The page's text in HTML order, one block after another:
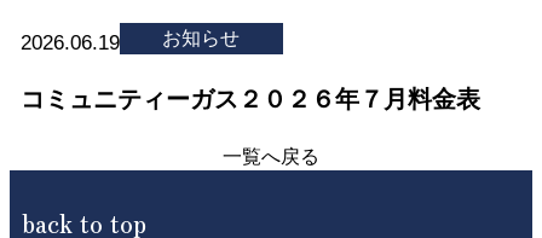
2026.06.19 お知らせ
コミュニティーガス２０２６年７月料金表
一覧へ戻る
back to top